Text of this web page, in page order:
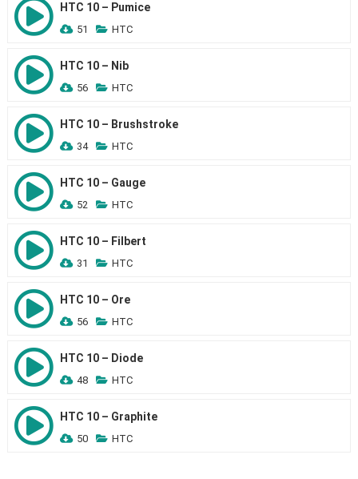
HTC 10 – Pumice
51 HTC
HTC 10 – Nib
56 HTC
HTC 10 – Brushstroke
34 HTC
HTC 10 – Gauge
52 HTC
HTC 10 – Filbert
31 HTC
HTC 10 – Ore
56 HTC
HTC 10 – Diode
48 HTC
HTC 10 – Graphite
50 HTC